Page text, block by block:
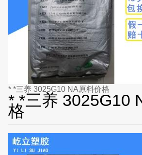
* *三养 3025G10 NA原料价格
* *三养 3025G10
格